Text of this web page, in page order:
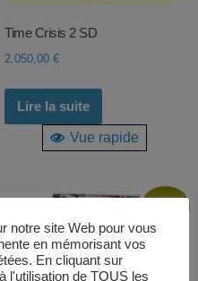
Time Crisis 2 SD
2.050,00€
Lire la suite
Vue rapide
notre site Web pour vous
en mémorisant vos
En cliquant sur
l'utilisation de TOUS les